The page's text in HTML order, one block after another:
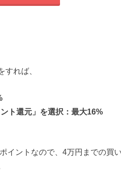
れば、
ト還元」を選択：最大16%
ントなので、4万円までの買い